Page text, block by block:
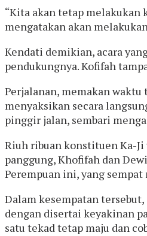
“Kita akan tetap melakukan
mengatakan akan
Kendati demikian, acara
pendukungnya. Kofifah
Perjalanan, memakan
menyaksikan secara
pinggir jalan, sembari
Riuh ribuan konstituen Ka-Ji
panggung, Khofifah dan
Perempuan ini, yang
Dalam kesempatan
dengan disertai keyakinan
satu tekad tetap maju dan